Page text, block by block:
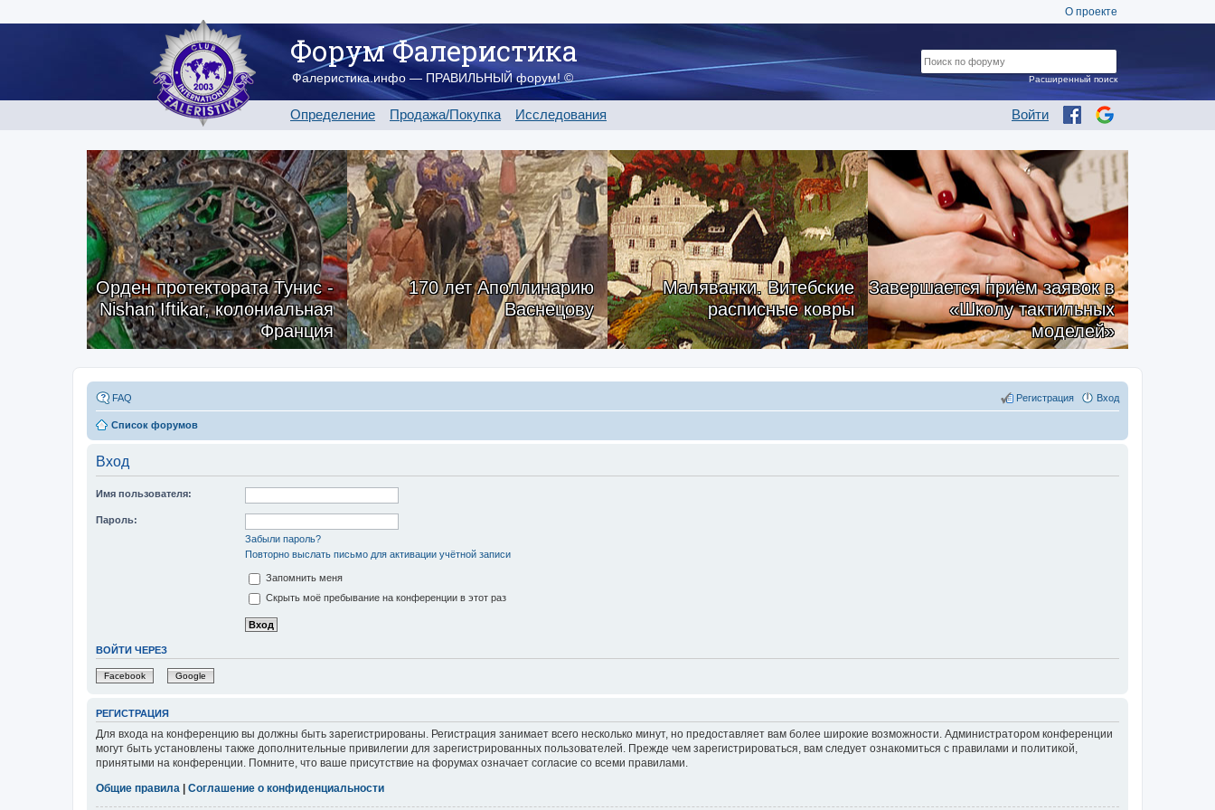
О проекте
Форум Фалеристика
Фалеристика.инфо — ПРАВИЛЬНЫЙ форум! ©
Определение Продажа/Покупка Исследования Войти
Расширенный поиск
Орден протектората Тунис -
Nishan Iftikar, колониальная
Франция
170 лет Аполлинарию
Васнецову
Маляванки. Витебские
расписные ковры
Завершается приём заявок в
«Школу тактильных
моделей»
FAQ Вход
Регистрация
Список форумов
Вход
Имя пользователя:
Пароль:
Забыли пароль?
Повторно выслать письмо для активации учётной записи
Запомнить меня
Скрыть моё пребывание на конференции в этот раз
ВОЙТИ ЧЕРЕЗ
Facebook Google
РЕГИСТРАЦИЯ
Для входа на конференцию вы должны быть зарегистрированы. Регистрация занимает всего несколько минут, но предоставляет вам более широкие возможности. Администратором конференции
могут быть установлены также дополнительные привилегии для зарегистрированных пользователей. Прежде чем зарегистрироваться, вам следует ознакомиться с правилами и политикой,
принятыми на конференции. Помните, что ваше присутствие на форумах означает согласие со всеми правилами.
Общие правила
Соглашение о конфиденциальности